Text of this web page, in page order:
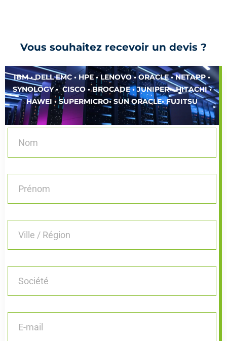
Vous souhaitez recevoir un devis ?
IBM • DELL EMC • HPE • LENOVO • ORACLE • NETAPP •
SYNOLOGY • CISCO • BROCADE • JUNIPER• HITACHI •
HAWEI • SUPERMICRO• SUN ORACLE• FUJITSU